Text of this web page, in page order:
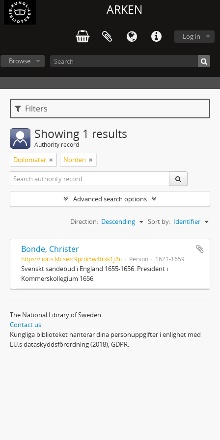
ARKEN
Log in
Browse
Filters
Showing 1 results
Authority record
Diplomater Norden
Advanced search options
Sort by: Identifier
Direction: Descending
Bonde, Christer
https://libris.kb.se/c9prtk5w4frxk1j#it Person 1621-1659
Svenskt sändebud i England 1655-1656. President i
Kommerskollegium 1656
The National Library of Sweden
Contact us
Kungliga biblioteket hanterar dina personuppgifter i enlighet med
EU:s dataskyddsförordning (2018), GDPR.